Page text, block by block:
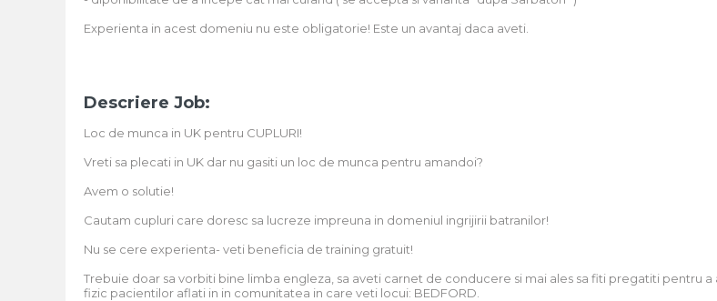
Experienta in acest domeniu nu este obligatorie! Este un avantaj daca aveti.
Descriere Job:
Loc de munca in UK pentru CUPLURI!
Vreti sa plecati in UK dar nu gasiti un loc de munca pentru amandoi?
Avem o solutie!
Cautam cupluri care doresc sa lucreze impreuna in domeniul ingrijirii batranilor!
Nu se cere experienta- veti beneficia de training gratuit!
Trebuie doar sa vorbiti bine limba engleza, sa aveti carnet de conducere si mai ales sa fiti pregatiti pentru a
fizic pacientilor aflati in in comunitatea in care veti locui: BEDFORD.